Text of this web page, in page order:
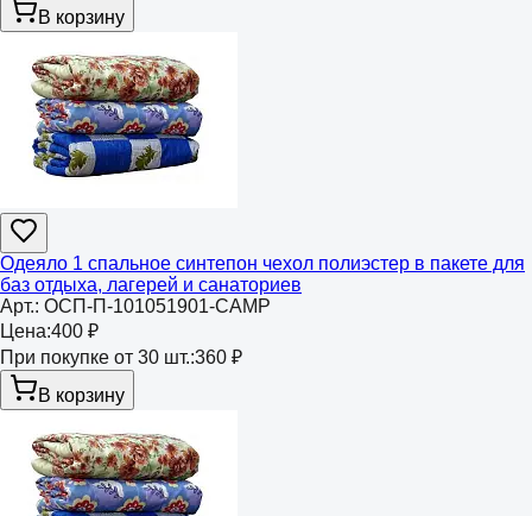
В корзину
Одеяло 1 спальное синтепон чехол полиэстер в пакете для
баз отдыха, лагерей и санаториев
Арт.: ОСП-П-101051901-CAMP
Цена:400 ₽
При покупке от 30 шт.:360 ₽
В корзину